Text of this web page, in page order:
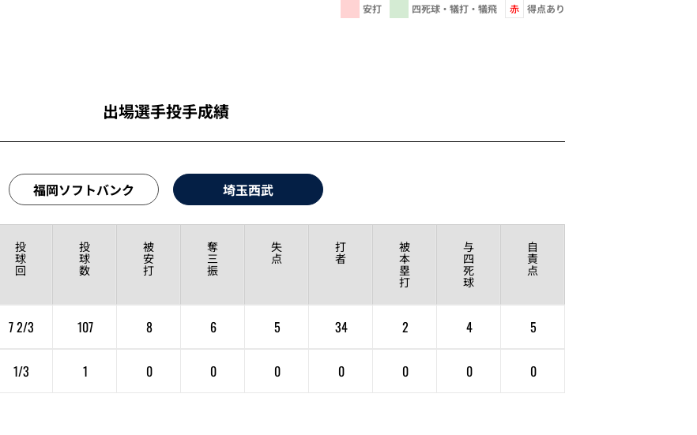
安打 四死球・犠打・犠飛 赤 得点あり
出場選手投手成績
福岡ソフトバンク 埼玉西武
投
球
回
投
球
数
被
安
打
奪
三
振
失
点
打
者
被
本
塁
打
与
四
死
球
自
責
点
7 2/3 107 8 6 5 34 2 4 5
1/3 1 0 0 0 0 0 0 0